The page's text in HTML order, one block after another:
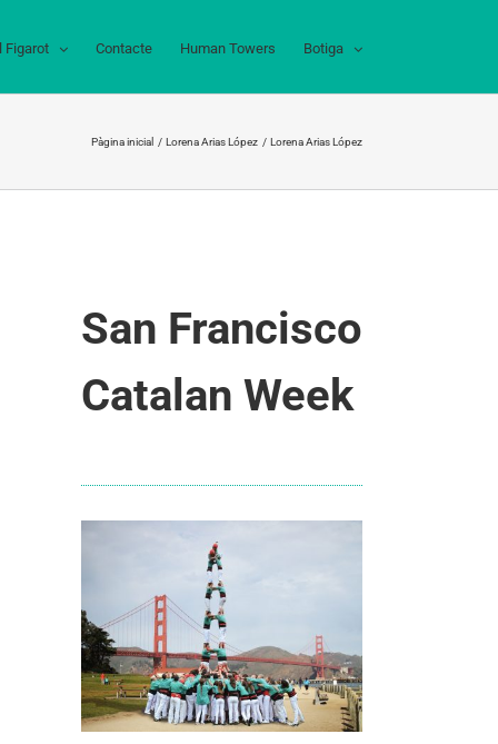
Figarot Contacte Human Towers Botiga
Pàgina inicial Lorena Arias López Lorena Arias López
San Francisco
Catalan Week